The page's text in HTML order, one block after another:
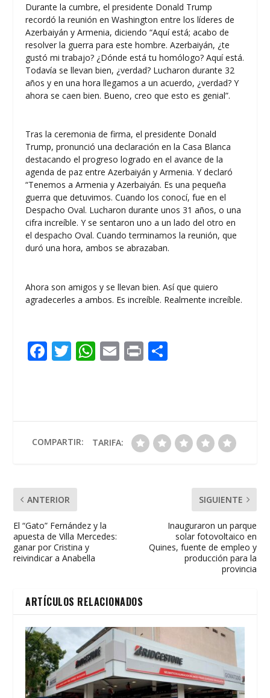
Durante la cumbre, el presidente Donald Trump
recordó la reunión en Washington entre los líderes de
Azerbaiyán y Armenia, diciendo “Aquí está; acabo de
resolver la guerra para este hombre. Azerbaiyán, ¿te
gustó mi trabajo? ¿Dónde está tu homólogo? Aquí está.
Todavía se llevan bien, ¿verdad? Lucharon durante 32
años y en una hora llegamos a un acuerdo, ¿verdad? Y
ahora se caen bien. Bueno, creo que esto es genial”.
Tras la ceremonia de firma, el presidente Donald
Trump, pronunció una declaración en la Casa Blanca
destacando el progreso logrado en el avance de la
agenda de paz entre Azerbaiyán y Armenia. Y declaró
“Tenemos a Armenia y Azerbaiyán. Es una pequeña
guerra que detuvimos. Cuando los conocí, fue en el
Despacho Oval. Lucharon durante unos 31 años, o una
cifra increíble. Y se sentaron uno a un lado del otro en
el despacho Oval. Cuando terminamos la reunión, que
duró una hora, ambos se abrazaban.
Ahora son amigos y se llevan bien. Así que quiero
agradecerles a ambos. Es increíble. Realmente increíble.
F
o
o
T W
A
p
E Pr
ar
ti
COMPARTIR: TARIFA:
ANTERIOR
El “Gato” Fernández y la
apuesta de Villa Mercedes:
ganar por Cristina y
reivindicar a Anabella
SIGUIENTE
Inauguraron un parque
solar fotovoltaico en
Quines, fuente de empleo y
producción para la
provincia
ARTÍCULOS RELACIONADOS